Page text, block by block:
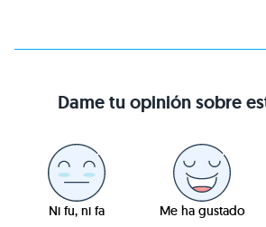
Dame tu opinión sobre
Ni fu, ni fa Me ha gustado